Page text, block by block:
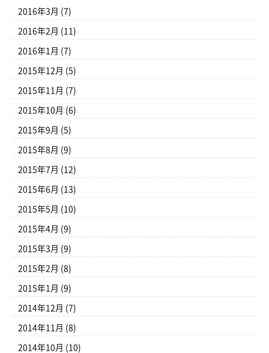
2016年3月 (7)
2016年2月 (11)
2016年1月 (7)
2015年12月 (5)
2015年11月 (7)
2015年10月 (6)
2015年9月 (5)
2015年8月 (9)
2015年7月 (12)
2015年6月 (13)
2015年5月 (10)
2015年4月 (9)
2015年3月 (9)
2015年2月 (8)
2015年1月 (9)
2014年12月 (7)
2014年11月 (8)
2014年10月 (10)